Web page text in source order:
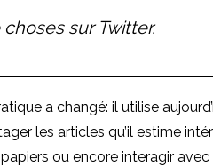
sur Twitter.
a changé: il utilise
les articles qu’il estime
ou encore interagir avec